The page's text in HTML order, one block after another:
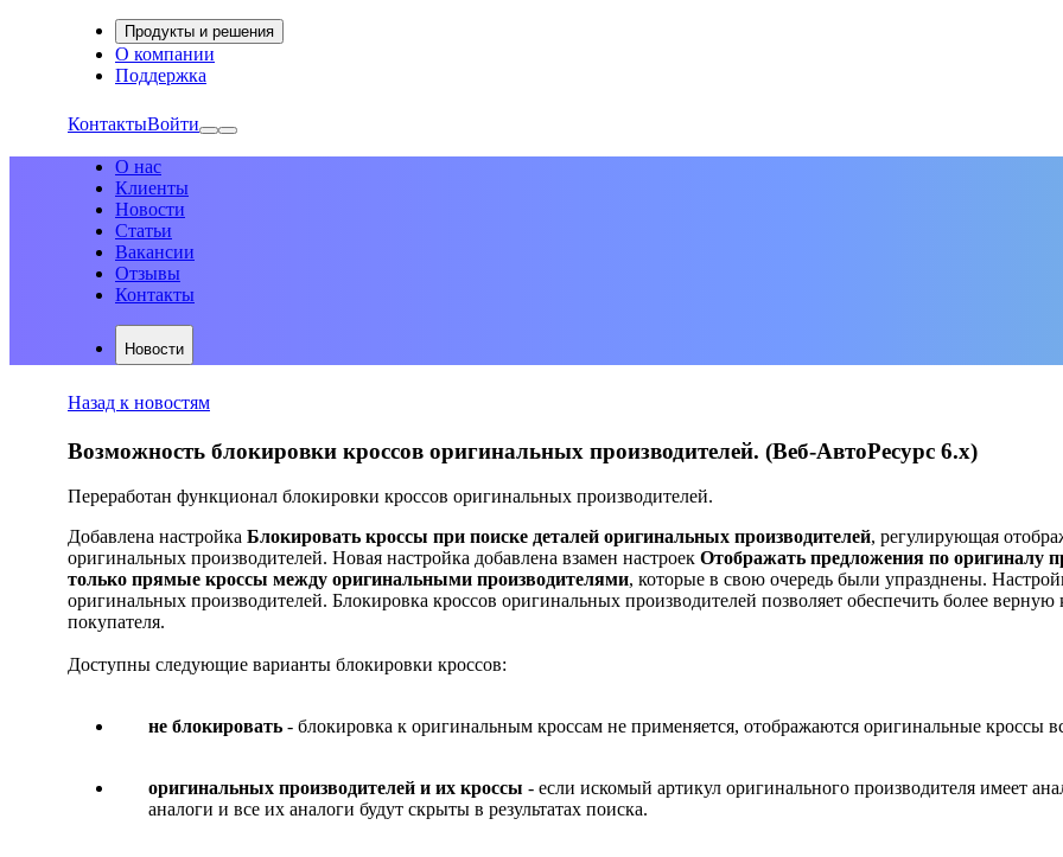
Продукты и решения
О компании
Поддержка
КонтактыВойти
О нас
Клиенты
Новости
Статьи
Вакансии
Отзывы
Контакты
Новости
Назад к новостям
Возможность блокировки кроссов оригинальных производителей. (Веб-АвтоРесурс 6.х)
Переработан функционал блокировки кроссов оригинальных производителей.
Добавлена настройка Блокировать кроссы при поиске деталей оригинальных производителей, регулирующая
оригинальных производителей. Новая настройка добавлена взамен настроек Отображать предложения по оригиналу
только прямые кроссы между оригинальными производителями, которые в свою очередь были упразднены.
оригинальных производителей. Блокировка кроссов оригинальных производителей позволяет обеспечить более верную
покупателя.
Доступны следующие варианты блокировки кроссов:
не блокировать - блокировка к оригинальным кроссам не применяется, отображаются оригинальные кроссы
оригинальных производителей и их кроссы - если искомый артикул оригинального производителя имеет
аналоги и все их аналоги будут скрыты в результатах поиска.